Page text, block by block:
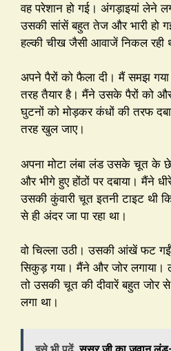
वह परेशान हो गई। अंगड़ाइयां लेने
उसकी सांसें बहुत तेज और भारी हो
हल्की चीख जैसी आवाजें निकल रही
अपने पैरों को फैला दी। मैं समझ
तरह तैयार है। मैंने उसके पैरों को
घुटनों को मोड़कर कंधों की तरफ
तरह खुल जाए।
अपना मोटा लंबा लंड उसके चूत के
और भीगे हुए होंठों पर दबाया। मैंने
उसकी कुंवारी चूत इतनी टाइट थी
से ही अंदर जा पा रहा था।
वो चिल्ला उठी। उसकी आंखें फट गईं
सिकुड़ गया। मैंने और जोर लगाया।
तो उसकी चूत की दीवारें बहुत जोर
लगा था।